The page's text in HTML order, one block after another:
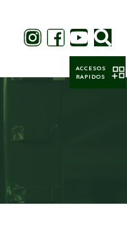
ACCESOS
RAPIDOS